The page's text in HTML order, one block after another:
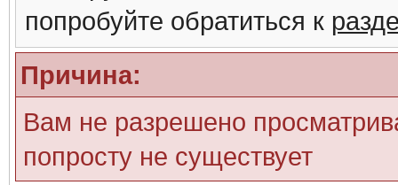
попробуйте обратиться к
Причина:
Вам не разрешено
попросту не существует